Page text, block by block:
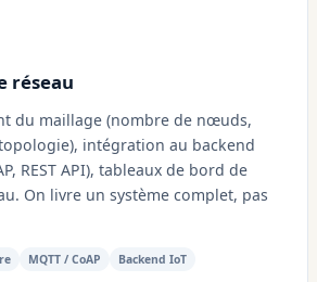
réseau
du maillage (nombre de nœuds,
intégration au backend
REST API), tableaux de bord de
On livre un système complet, pas
MQTT / CoAP
Backend IoT